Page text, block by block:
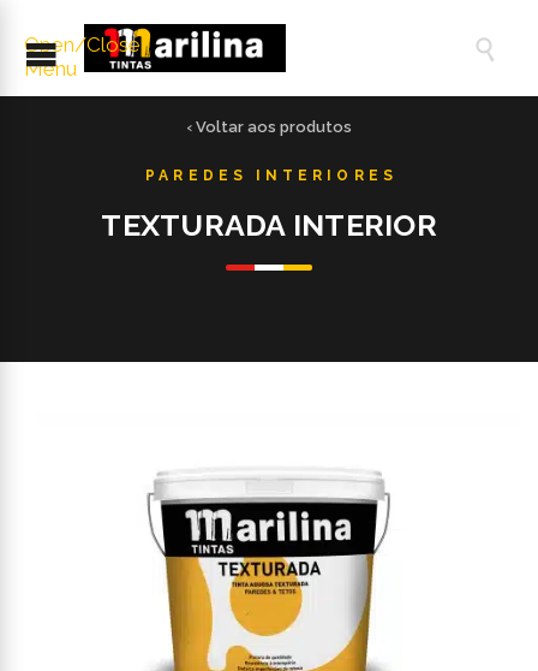
Open/Close
Menu

‹ Voltar aos produtos
TEXTURADA INTERIOR